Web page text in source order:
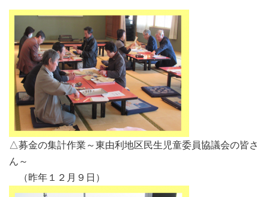
△募金の集計作業～東由利地区民生児童委員協議会の皆さ
ん～
（昨年１２月９日）